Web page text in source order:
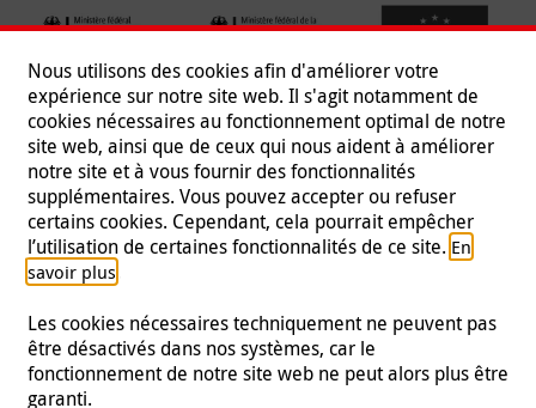
Suivez-nous
Mentions légales | Protection des données | Presse |
Nous utilisons des cookies afin d'améliorer votre
expérience sur notre site web. Il s'agit notamment de
cookies nécessaires au fonctionnement optimal de notre
site web, ainsi que de ceux qui nous aident à améliorer
notre site et à vous fournir des fonctionnalités
supplémentaires. Vous pouvez accepter ou refuser
certains cookies. Cependant, cela pourrait empêcher
l’utilisation de certaines fonctionnalités de ce site. En
savoir plus.
Les cookies nécessaires techniquement ne peuvent pas
être désactivés dans nos systèmes, car le
fonctionnement de notre site web ne peut alors plus être
garanti.